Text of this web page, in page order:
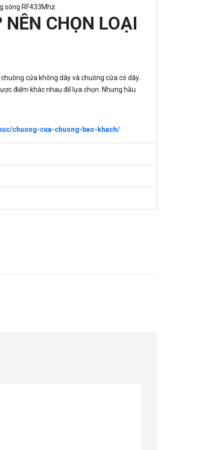
sóng RF433Mhz.
CHỌN LOẠI
cửa không dây và chuông cửa có dây.
điểm khác nhau để lựa chọn. Nhưng hầu
chuong-cua-chuong-bao-khach/